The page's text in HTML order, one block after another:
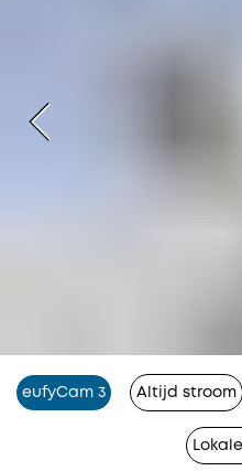
eufyCam 3 Altijd stroom